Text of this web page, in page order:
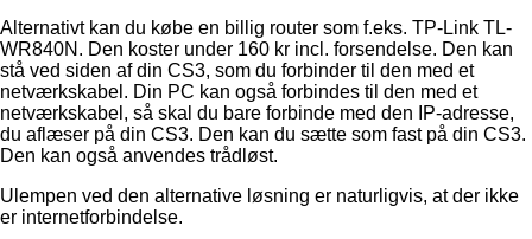
Alternativt kan du købe en billig router som f.eks. TP-Link TL-
WR840N. Den koster under 160 kr incl. forsendelse. Den kan
stå ved siden af din CS3, som du forbinder til den med et
netværkskabel. Din PC kan også forbindes til den med et
netværkskabel, så skal du bare forbinde med den IP-adresse,
du aflæser på din CS3. Den kan du sætte som fast på din CS3.
Den kan også anvendes trådløst.
Ulempen ved den alternative løsning er naturligvis, at der ikke
er internetforbindelse.